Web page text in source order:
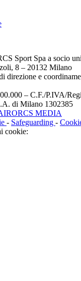
Sport Spa a socio
8 – 20132 Milano
direzione e
– C.F./P.IVA/
di Milano 1302385
MEDIA
- Safeguarding -
cookie: